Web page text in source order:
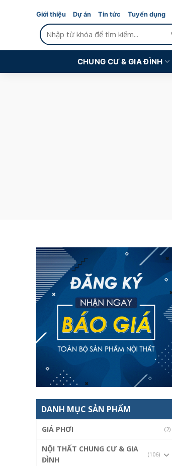
Giới thiệu Dự án Tin tức Tuyển dụng
Tìm
kiếm:
CHUNG CƯ & GIA ĐÌNH
DANH MỤC SẢN PHẨM
GIÁ PHƠI (2)
NỘI THẤT CHUNG CƯ & GIA
ĐÌNH
(106)